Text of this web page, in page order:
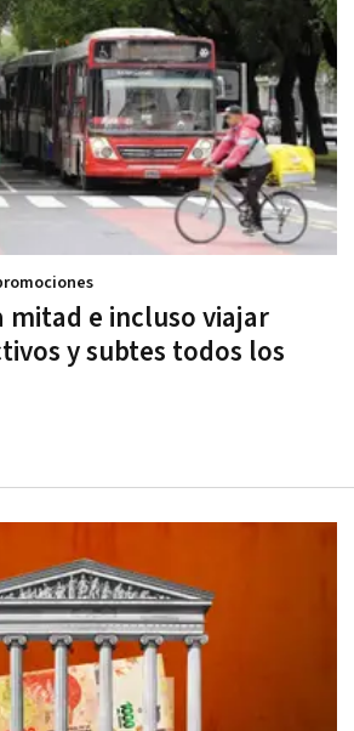
mitad e incluso viajar
y subtes todos los